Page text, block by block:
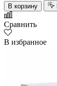
В корзину
Сравнить
В избранное